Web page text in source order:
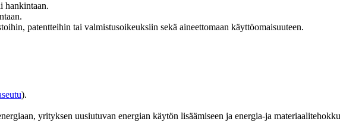
hankintaan.
patentteihin tai valmistusoikeuksiin sekä aineettomaan käyttöomaisuuteen.
).
yrityksen uusiutuvan energian käytön lisäämiseen ja energia-ja